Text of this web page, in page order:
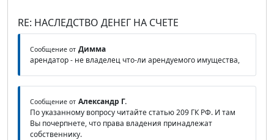
RE: НАСЛЕДСТВО ДЕНЕГ НА СЧЕТЕ
Сообщение от Димма
арендатор - не владелец что-ли арендуемого имущества,
Сообщение от Александр Г.
По указанному вопросу читайте статью 209 ГК РФ. И там
Вы почерпнете, что права владения принадлежат
собственнику.